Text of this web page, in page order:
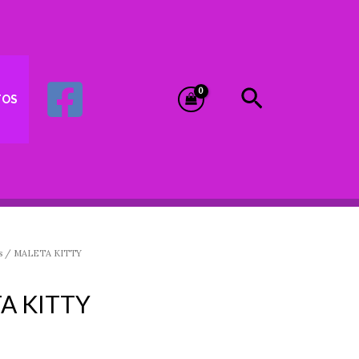
Buscar
/ MALETA KITTY
KITTY